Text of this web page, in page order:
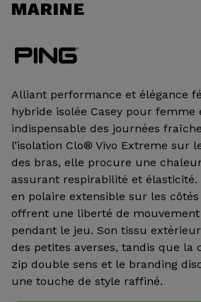
MARINE
Alliant performance et élégance
hybride isolée Casey pour femme
indispensable des journées
l’isolation Clo® Vivo Extreme sur
des bras, elle procure une
assurant respirabilité et élasticité.
en polaire extensible sur les
offrent une liberté de
pendant le jeu. Son tissu
des petites averses, tandis que la
zip double sens et le branding
une touche de style raffiné.